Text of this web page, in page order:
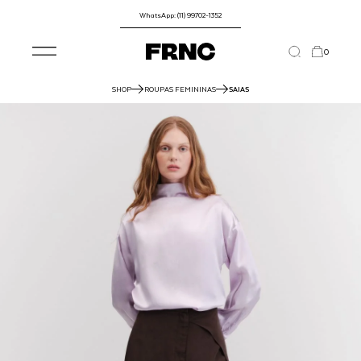
WhatsApp: (11) 99702-1352
0
SHOP ROUPAS FEMININAS SAIAS